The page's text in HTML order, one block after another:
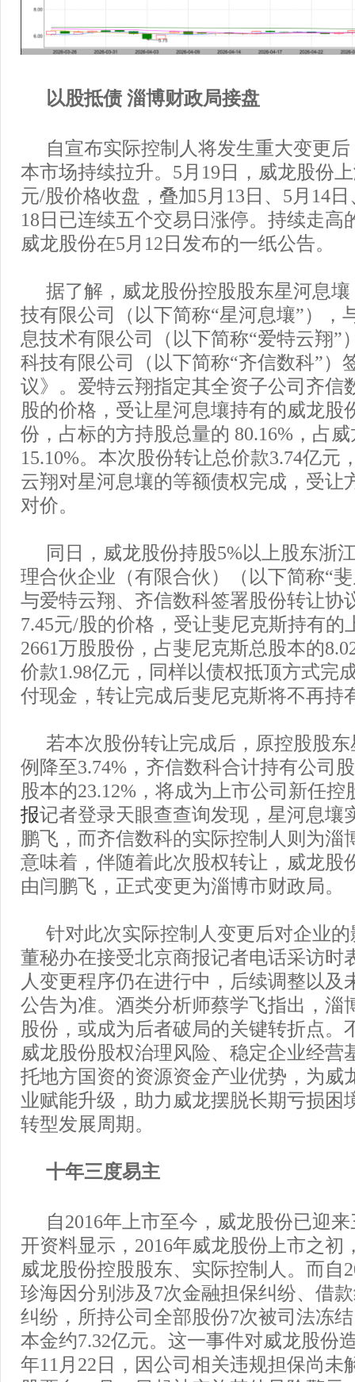
以股抵债 淄博财政局接盘
自宣布实际控制人将发生重大变更
本市场持续拉升。5月19日，威龙股份
元/股价格收盘，叠加5月13日、5月14日
18日已连续五个交易日涨停。持续走高
威龙股份在5月12日发布的一纸公告。
据了解，威龙股份控股股东星河息
技有限公司（以下简称“星河息壤”），
息技术有限公司（以下简称“爱特云翔”
科技有限公司（以下简称“齐信数科”）
议》。爱特云翔指定其全资子公司齐信
股的价格，受让星河息壤持有的威龙股
份，占标的方持股总量的 80.16%，占
15.10%。本次股份转让总价款3.74亿元
云翔对星河息壤的等额债权完成，受让
对价。
同日，威龙股份持股5%以上股东浙
理合伙企业（有限合伙）（以下简称“
与爱特云翔、齐信数科签署股份转让协
7.45元/股的价格，受让斐尼克斯持有的
2661万股股份，占斐尼克斯总股本的
价款1.98亿元，同样以债权抵顶方式完
付现金，转让完成后斐尼克斯将不再持
若本次股份转让完成后，原控股股
例降至3.74%，齐信数科合计持有公司
股本的23.12%，将成为上市公司新任控
报记者登录天眼查查询发现，星河息壤
鹏飞，而齐信数科的实际控制人则为淄
意味着，伴随着此次股权转让，威龙股
由闫鹏飞，正式变更为淄博市财政局。
针对此次实际控制人变更后对企业
董秘办在接受北京商报记者电话采访时
人变更程序仍在进行中，后续调整以及
公告为准。酒类分析师蔡学飞指出，淄
股份，或成为后者破局的关键转折点。
威龙股份股权治理风险、稳定企业经营
托地方国资的资源资金产业优势，为威
业赋能升级，助力威龙摆脱长期亏损困
转型发展周期。
十年三度易主
自2016年上市至今，威龙股份已迎
开资料显示，2016年威龙股份上市之初
威龙股份控股股东、实际控制人。而自
珍海因分别涉及7次金融担保纠纷、借
纠纷，所持公司全部股份7次被司法冻
本金约7.32亿元。这一事件对威龙股份
年11月22日，因公司相关违规担保尚未